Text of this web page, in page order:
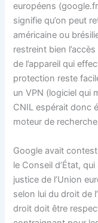
européens
signifie qu’on peut
américaine ou
restreint bien
de l’appareil qui
protection reste
un VPN (logiciel qui
CNIL espérait donc
moteur de
Google avait
le Conseil d’État,
justice de l’Union
selon lui du droit de
droit doit être